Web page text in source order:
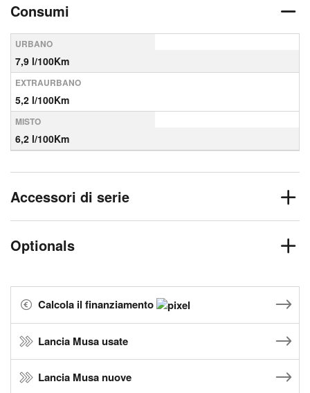
Consumi
URBANO
7,9 l/100Km
EXTRAURBANO
5,2 l/100Km
MISTO
6,2 l/100Km
Accessori di serie
Optionals
Calcola il finanziamento
Lancia Musa usate
Lancia Musa nuove